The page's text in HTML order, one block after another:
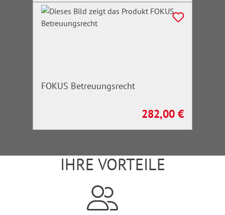
FOKUS Betreuungsrecht
Regulärer Preis:
282,00 €
IHRE VORTEILE